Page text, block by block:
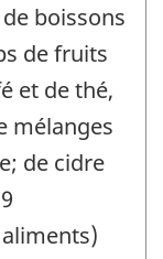
boissons
de fruits
et de thé,
mélanges
de cidre